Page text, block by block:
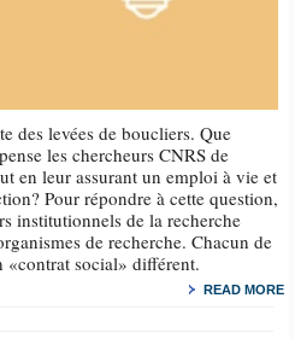
des levées de boucliers. Que
les chercheurs CNRS de
en leur assurant un emploi à vie et
Pour répondre à cette question,
institutionnels de la recherche
de recherche. Chacun de
«contrat social» différent.
READ MORE